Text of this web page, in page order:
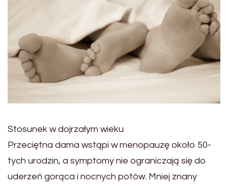
Stosunek w dojrzałym wieku
Przeciętna dama wstąpi w menopauzę około 50-
tych urodzin, a symptomy nie ograniczają się do
uderzeń gorąca i nocnych potów. Mniej znany